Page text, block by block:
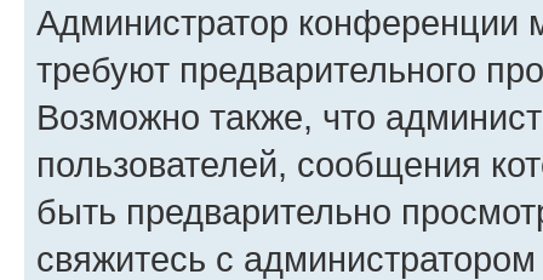
Администратор конференции
требуют предварительного
Возможно также, что
пользователей, сообщения
быть предварительно
свяжитесь с